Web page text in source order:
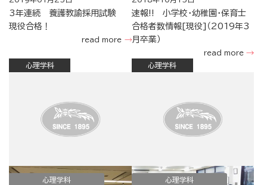
3年連続 養護教諭採用試験
現役合格！
read more
速報!! 小学校・幼稚園・保育士
合格者数情報[現役]（2019年3
月卒業）
read more
心理学科
心理学科
心理学科
心理学科